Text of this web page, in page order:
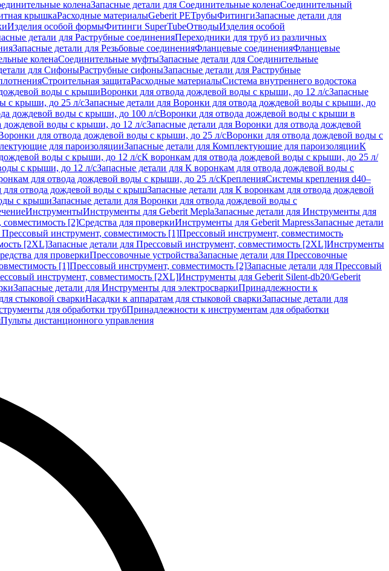
коленаЗапасные детали для Соединительные коленаСоединительный
крышкаРасходные материалыGeberit PEТрубыФитингиЗапасные детали для
Изделия особой формыФитинги SuperTubeОтводыИзделия особой
детали для Раструбные соединенияПереходники для труб из различных
Запасные детали для Резьбовые соединенияФланцевые соединенияФланцевые
коленаСоединительные муфтыЗапасные детали для Соединительные
для СифоныРаструбные сифоныЗапасные детали для Раструбные
Строительная защитаРасходные материалыСистема внутреннего водостока
воды с крышиВоронки для отвода дождевой воды с крыши, до 12 л/сЗапасные
с крыши, до 25 л/сЗапасные детали для Воронки для отвода дождевой воды с крыши, до
дождевой воды с крыши, до 100 л/сВоронки для отвода дождевой воды с крыши в
дождевой воды с крыши, до 12 л/сЗапасные детали для Воронки для отвода дождевой
для отвода дождевой воды с крыши, до 25 л/сВоронки для отвода дождевой воды с
для пароизоляцииЗапасные детали для Комплектующие для пароизоляцииК
воды с крыши, до 12 л/сК воронкам для отвода дождевой воды с крыши, до 25 л/
с крыши, до 12 л/сЗапасные детали для К воронкам для отвода дождевой воды с
для отвода дождевой воды с крыши, до 25 л/сКрепленияСистемы крепления d40–
для отвода дождевой воды с крышЗапасные детали для К воронкам для отвода дождевой
с крышиЗапасные детали для Воронки для отвода дождевой воды с
ИнструментыИнструменты для Geberit MeplaЗапасные детали для Инструменты для
[2]Средства для проверкиИнструменты для Geberit MapressЗапасные детали
инструмент, совместимость [1]Прессовый инструмент, совместимость
[2XL]Запасные детали для Прессовый инструмент, совместимость [2XL]Инструменты
для проверкиПрессовочные устройстваЗапасные детали для Прессовочные
[1]Прессовый инструмент, совместимость [2]Запасные детали для Прессовый
инструмент, совместимость [2XL]Инструменты для Geberit Silent-db20/Geberit
Запасные детали для Инструменты для электросваркиПринадлежности к
стыковой сваркиНасадки к аппаратам для стыковой сваркиЗапасные детали для
для обработки трубПринадлежности к инструментам для обработки
Пульты дистанционного управления